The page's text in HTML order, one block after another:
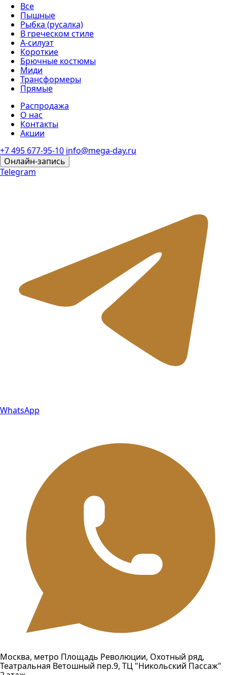
Все
Пышные
Рыбка (русалка)
В греческом стиле
А-силуэт
Короткие
Брючные костюмы
Миди
Трансформеры
Прямые
Распродажа
О нас
Контакты
Акции
+7 495 677-95-10 info@mega-day.ru
Онлайн-запись
Telegram
WhatsApp
Москва, метро Площадь Революции, Охотный ряд,
Театральная Ветошный пер.9, ТЦ "Никольский Пассаж"